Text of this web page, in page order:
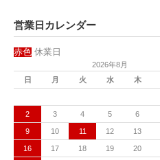
営業日カレンダー
赤色 休業日
2026年8月
日
月 火 水 木
2 3 4 5 6
9 10 11 12 13
16 17 18 19 20